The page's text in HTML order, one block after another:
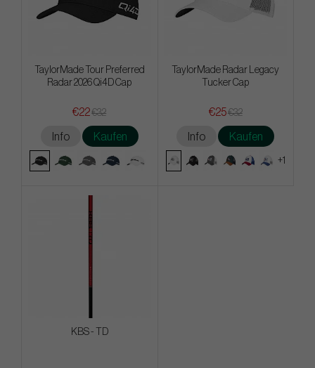
TaylorMade Tour Preferred
Radar 2026 Qi4D Cap
€22€32
Info Kaufen
TaylorMade Radar Legacy
Tucker Cap
€25€32
Info Kaufen
+1
KBS - TD